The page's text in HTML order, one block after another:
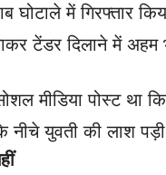
घोटाले में
टेंडर दिलाने में अहम
मीडिया पोस्ट
युवती की लाश